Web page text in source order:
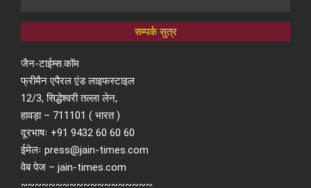
सम्पर्क सुत्र
जैन-टाईम्स.कॉम
फ्रीमैन एपैरल ए़ंड लाइफस्टाइल
12/3, सिद्धेश्वरी तल्ला लेन,
हावड़ा – 711101 ( भारत )
दूरभाषः +91 9432 60 60 60
ईमेलः press@jain-times.com
वेब पेज – jain-times.com
~~~~~~~~~~~~~~~~~~~